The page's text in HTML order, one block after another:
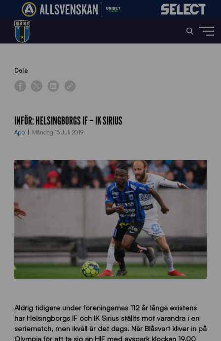
Home»
Dela
INFÖR: HELSINGBORGS IF – IK SIRIUS
App Måndag 15 Juli 2019
Aldrig tidigare under föreningarnas 112 år långa existens
har Helsingborgs IF och IK Sirius ställts mot varandra i en
seriematch, men ikväll är det dags. När Blåsvart kliver in på
Olympia för att ta sig an HIF med avspark klockan 19.00